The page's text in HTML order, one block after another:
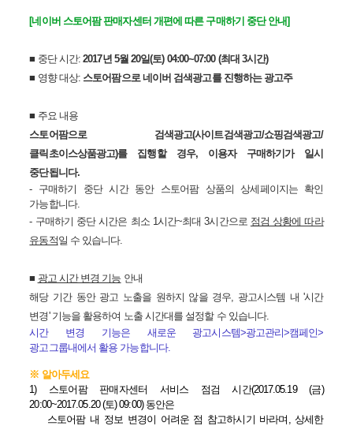
[네이버 스토어팜 판매자센터 개편에 따른 구매하기 중단 안내]
■ 중단 시간:2017년 5월 20일(토) 04:00~07:00 (최대 3시간)
■ 영향 대상: 스토어팜으로 네이버 검색광고를 진행하는 광고주
■ 주요 내용
스토어팜으로 검색광고(사이트검색광고/쇼핑검색광고/
클릭초이스상품광고)를 집행할 경우, 이용자 구매하기가 일시
중단됩니다.
- 구매하기 중단 시간 동안 스토어팜 상품의 상세페이지는 확인
가능합니다.
- 구매하기 중단 시간은 최소 1시간~최대 3시간으로 점검 상황에 따라
유동적일 수 있습니다.
■ 광고 시간 변경 기능 안내
해당 기간 동안 광고 노출을 원하지 않을 경우, 광고시스템 내 '시간
변경' 기능을 활용하여 노출 시간대를 설정할 수 있습니다.
시간 변경 기능은 새로운 광고시스템>광고관리>캠페인>
광고그룹내에서 활용 가능합니다.
※ 알아두세요
1) 스토어팜 판매자센터 서비스 점검 시간(2017.05.19 (금)
20:00~2017.05.20 (토) 09:00) 동안은
스토어팜 내 정보 변경이 어려운 점 참고하시기 바라며, 상세한